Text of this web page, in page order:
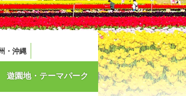
・沖縄
遊園地・テーマパーク